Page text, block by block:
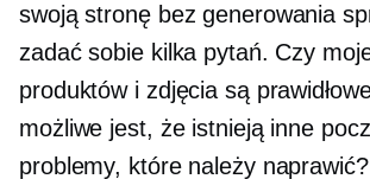
swoją stronę bez generowania
zadać sobie kilka pytań. Czy
produktów i zdjęcia są
możliwe jest, że istnieją inne
problemy, które należy naprawić?